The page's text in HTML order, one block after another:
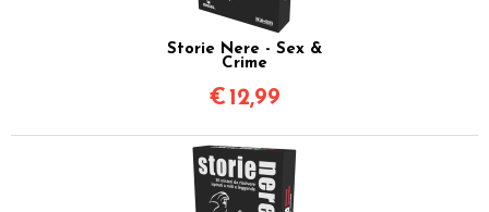
Storie Nere - Sex &
Crime
€ 12,99